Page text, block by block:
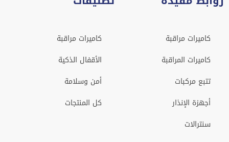
كاميرات مراقبة
كاميرات المراقبة
تتبع مركبات
أجهزة الإنذار
سنترالات
كاميرات مراقبة
الأقفال الذكية
أمن وسلامة
كل المنتجات